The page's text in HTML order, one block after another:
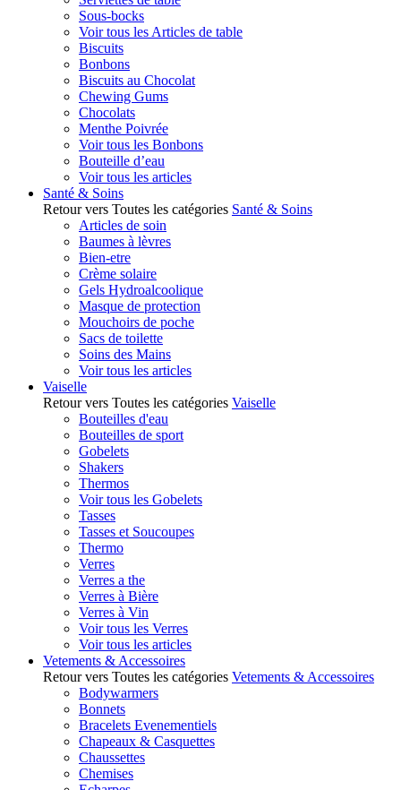
Sous-bocks
Voir tous les Articles de table
Biscuits
Bonbons
Biscuits au Chocolat
Chewing Gums
Chocolats
Menthe Poivrée
Voir tous les Bonbons
Bouteille d’eau
Voir tous les articles
Santé & Soins
Retour vers Toutes les catégories Santé & Soins
Articles de soin
Baumes à lèvres
Bien-etre
Crème solaire
Gels Hydroalcoolique
Masque de protection
Mouchoirs de poche
Sacs de toilette
Soins des Mains
Voir tous les articles
Vaiselle
Retour vers Toutes les catégories Vaiselle
Bouteilles d'eau
Bouteilles de sport
Gobelets
Shakers
Thermos
Voir tous les Gobelets
Tasses
Tasses et Soucoupes
Thermo
Verres
Verres a the
Verres à Bière
Verres à Vin
Voir tous les Verres
Voir tous les articles
Vetements & Accessoires
Retour vers Toutes les catégories Vetements & Accessoires
Bodywarmers
Bonnets
Bracelets Evenementiels
Chapeaux & Casquettes
Chaussettes
Chemises